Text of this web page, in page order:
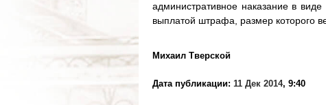
административное наказание в
выплатой штрафа, размер которого
Михаил Тверской
Дата публикации: 11 Дек 2014, 9:40